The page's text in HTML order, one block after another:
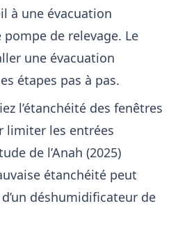
à une évacuation
de relevage. Le
une évacuation
étapes pas à pas.
l’étanchéité des fenêtres
limiter les entrées
de l’Anah (2025)
étanchéité peut
déshumidificateur de